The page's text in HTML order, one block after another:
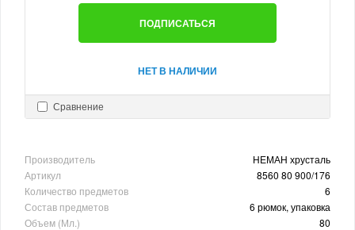
ПОДПИСАТЬСЯ
НЕТ В НАЛИЧИИ
Сравнение
Производитель
НЕМАН хрусталь
Артикул
8560 80 900/176
Количество предметов
6
Состав предметов
6 рюмок, упаковка
Объем (Мл.)
80